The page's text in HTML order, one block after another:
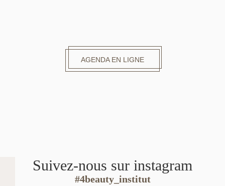
AGENDA EN LIGNE
Suivez-nous sur instagram
#4beauty_institut